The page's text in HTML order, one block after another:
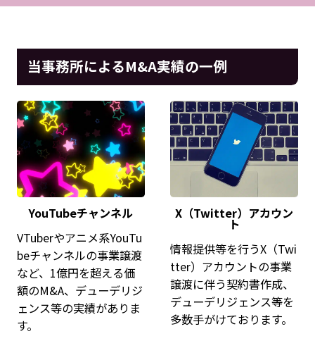
当事務所によるM&A実績の一例
YouTubeチャンネル
VTuberやアニメ系YouTu
beチャンネルの事業譲渡
など、1億円を超える価
額のM&A、デューデリジ
ェンス等の実績がありま
す。
X（Twitter）アカウン
ト
情報提供等を行うX（Twi
tter）アカウントの事業
譲渡に伴う契約書作成、
デューデリジェンス等を
多数手がけております。